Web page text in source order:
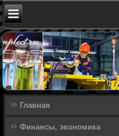
Главная
Финансы, экономика